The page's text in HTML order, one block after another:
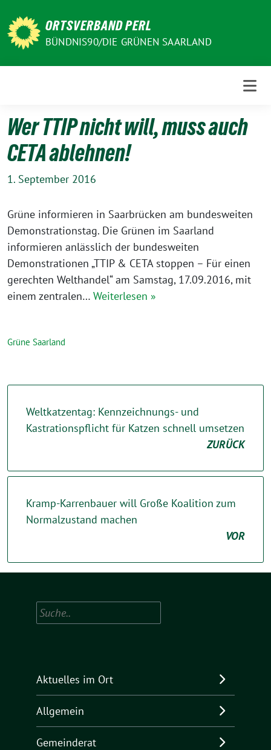
zum
Inhalt
ORTSVERBAND PERL
BÜNDNIS90/DIE GRÜNEN SAARLAND
Wer TTIP nicht will, muss auch
CETA ablehnen!
1. September 2016
Grüne informieren in Saarbrücken am bundesweiten
Demonstrationstag. Die Grünen im Saarland
informieren anlässlich der bundesweiten
Demonstrationen „TTIP & CETA stoppen – Für einen
gerechten Welthandel“ am Samstag, 17.09.2016, mit
einem zentralen… Weiterlesen »
Grüne Saarland
Weltkatzentag: Kennzeichnungs- und
Kastrationspflicht für Katzen schnell umsetzen
ZURÜCK
Kramp-Karrenbauer will Große Koalition zum
Normalzustand machen
VOR
Suchen
Aktuelles im Ort
Allgemein
Gemeinderat